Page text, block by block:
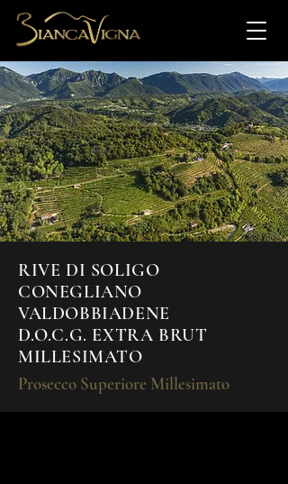
RIVE DI SOLIGO
CONEGLIANO
VALDOBBIADENE
D.O.C.G. EXTRA BRUT
MILLESIMATO
Prosecco Superiore Millesimato